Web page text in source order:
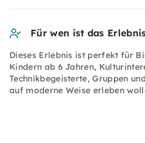
Für wen ist das
Dieses Erlebnis ist perfekt für
Kindern ab 6 Jahren,
Technikbegeisterte, Gruppen
auf moderne Weise erleben